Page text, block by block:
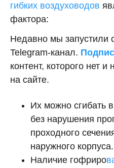
гибких воздуховодов
фактора:
Недавно мы запустили
Telegram-канал.
контент, которого нет и
на сайте.
Их можно сгибать
без нарушения
проходного
наружного корпуса.
Наличие гофриро